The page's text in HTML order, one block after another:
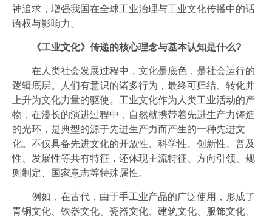
神追求，增强我国在全球工业治理与工业文化传播中的话
语权与影响力。
《工业文化》传递的核心理念与基本认知是什么?
在人类社会发展过程中，文化是底色，是社会运行的
逻辑底层。人们有意识的诸多行为，最终可归结、转化并
上升为文化力量的驱使。工业文化作为人类工业活动的产
物，在漫长的演进过程中，自然就携带着先进生产力铸造
的光环，是典型的源于先进生产力而产生的一种先进文
化。不仅具备先进文化的开放性、科学性、创新性、普及
性、发展性等共有特征，还体现主流特征、方向引领、规
则制定、国家意志等特殊属性。
例如，在古代，由于手工业产品的广泛使用，形成了
青铜文化、铁器文化、瓷器文化、建筑文化、服饰文化、